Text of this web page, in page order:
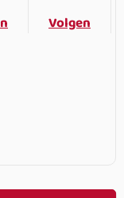
Volgen